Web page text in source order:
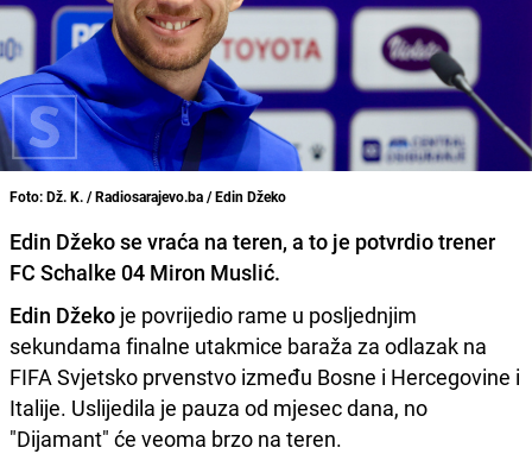
Foto: Dž. K. / Radiosarajevo.ba / Edin Džeko
Edin Džeko se vraća na teren, a to je potvrdio trener
FC Schalke 04 Miron Muslić.
Edin Džeko je povrijedio rame u posljednjim
sekundama finalne utakmice baraža za odlazak na
FIFA Svjetsko prvenstvo između Bosne i Hercegovine i
Italije. Uslijedila je pauza od mjesec dana, no
"Dijamant" će veoma brzo na teren.